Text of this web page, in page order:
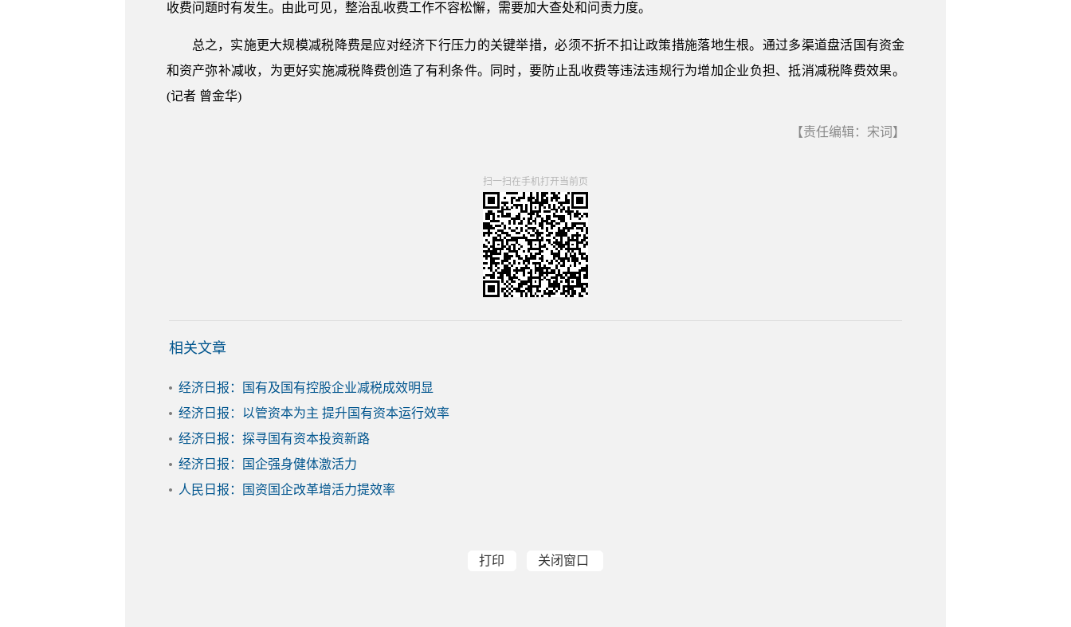
收费问题时有发生。由此可见，整治乱收费工作不容松懈，需要加大查处和问责力度。
总之，实施更大规模减税降费是应对经济下行压力的关键举措，必须不折不扣让政策措施落地生根。通过多渠道盘活国有资金
和资产弥补减收，为更好实施减税降费创造了有利条件。同时，要防止乱收费等违法违规行为增加企业负担、抵消减税降费效果。
(记者 曾金华)
【责任编辑：宋词】
扫一扫在手机打开当前页
相关文章
经济日报：国有及国有控股企业减税成效明显
经济日报：以管资本为主 提升国有资本运行效率
经济日报：探寻国有资本投资新路
经济日报：国企强身健体激活力
人民日报：国资国企改革增活力提效率
打印 关闭窗口